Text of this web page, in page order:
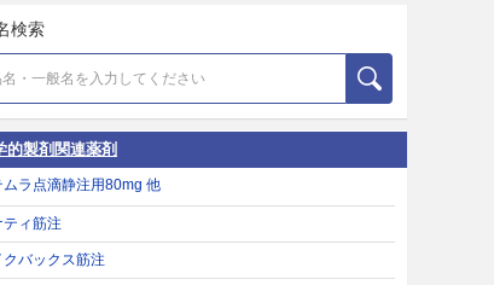
検索
的製剤関連薬剤
ムラ点滴静注用80mg 他
ティ筋注
クバックス筋注